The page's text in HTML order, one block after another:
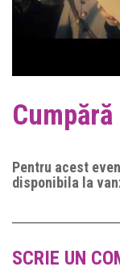
Pentru acest
disponibila la
SCRIE UN